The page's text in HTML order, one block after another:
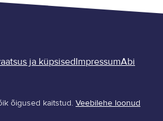
ja küpsisedImpressumAbi
õigused kaitstud. Veebilehe loonud